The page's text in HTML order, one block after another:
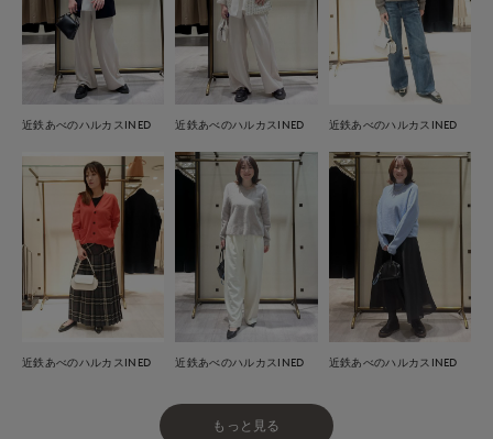
近鉄あべのハルカスINED 近鉄あべのハルカスINED 近鉄あべのハルカスINED
近鉄あべのハルカスINED 近鉄あべのハルカスINED 近鉄あべのハルカスINED
もっと見る